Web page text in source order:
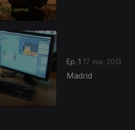
Ep. 1 17 mai. 2013
Madrid